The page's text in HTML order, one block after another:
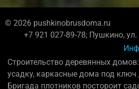
© 2026 pushkinobrusdoma.ru
+7 921 027-89-78; Пушкино,
Строительство деревянных
усадку, каркасные дома под
Бригада плотников постороит